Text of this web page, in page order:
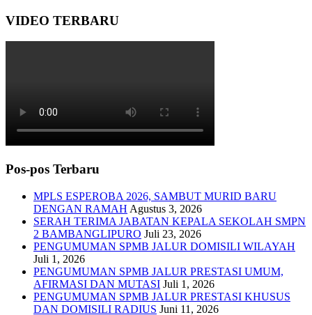
VIDEO TERBARU
Pos-pos Terbaru
MPLS ESPEROBA 2026, SAMBUT MURID BARU
DENGAN RAMAH Agustus 3, 2026
SERAH TERIMA JABATAN KEPALA SEKOLAH SMPN
2 BAMBANGLIPURO Juli 23, 2026
PENGUMUMAN SPMB JALUR DOMISILI WILAYAH
Juli 1, 2026
PENGUMUMAN SPMB JALUR PRESTASI UMUM,
AFIRMASI DAN MUTASI Juli 1, 2026
PENGUMUMAN SPMB JALUR PRESTASI KHUSUS
DAN DOMISILI RADIUS Juni 11, 2026